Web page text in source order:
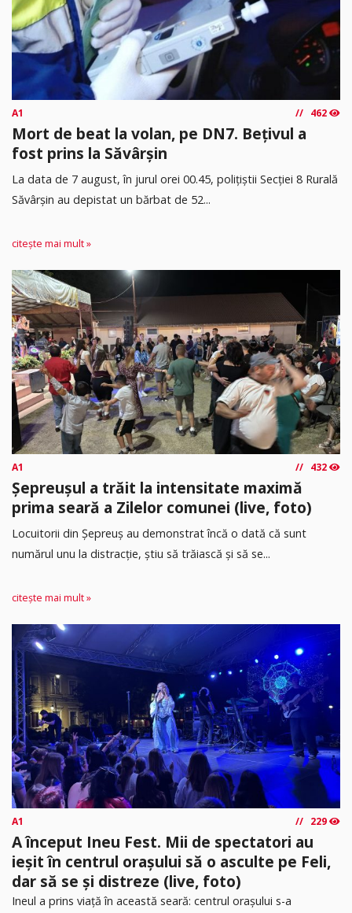
A1 462
Mort de beat la volan, pe DN7. Bețivul a
fost prins la Săvârșin
​La data de 7 august, în jurul orei 00.45, polițiștii Secției 8 Rurală
Săvârșin au depistat un bărbat de 52...
citește mai mult »
A1 432
Șepreușul a trăit la intensitate maximă
prima seară a Zilelor comunei (live, foto)
Locuitorii din Șepreuș au demonstrat încă o dată că sunt
numărul unu la distracție, știu să trăiască și să se...
citește mai mult »
A1 229
A început Ineu Fest. Mii de spectatori au
ieșit în centrul orașului să o asculte pe Feli,
dar să se și distreze (live, foto)
Ineul a prins viață în această seară: centrul orașului s-a